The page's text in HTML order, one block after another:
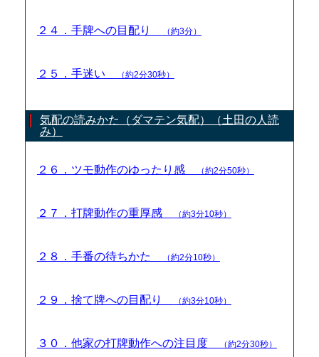
２４．手牌への目配り （約3分）
２５．手迷い （約2分30秒）
気配の読みかた（ダマテン気配）（土田の人読
み）
２６．ツモ動作のゆったり感 （約2分50秒）
２７．打牌動作の重厚感 （約3分10秒）
２８．手番の待ちかた （約2分10秒）
２９．捨て牌への目配り （約3分10秒）
３０．他家の打牌動作への注目度 （約2分30秒）